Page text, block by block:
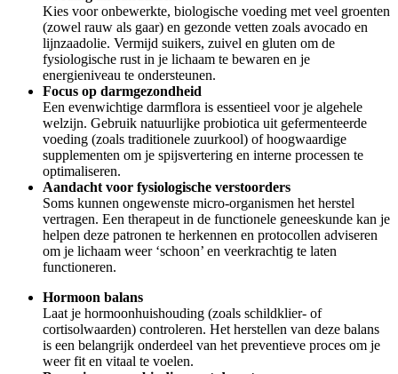
Kies voor onbewerkte, biologische voeding met veel groenten
(zowel rauw als gaar) en gezonde vetten zoals avocado en
lijnzaadolie. Vermijd suikers, zuivel en gluten om de
fysiologische rust in je lichaam te bewaren en je
energieniveau te ondersteunen.
Focus op darmgezondheid
Een evenwichtige darmflora is essentieel voor je algehele
welzijn. Gebruik natuurlijke probiotica uit gefermenteerde
voeding (zoals traditionele zuurkool) of hoogwaardige
supplementen om je spijsvertering en interne processen te
optimaliseren.
Aandacht voor fysiologische verstoorders
Soms kunnen ongewenste micro-organismen het herstel
vertragen. Een therapeut in de functionele geneeskunde kan je
helpen deze patronen te herkennen en protocollen adviseren
om je lichaam weer ‘schoon’ en veerkrachtig te laten
functioneren.
Hormoon balans
Laat je hormoonhuishouding (zoals schildklier- of
cortisolwaarden) controleren. Het herstellen van deze balans
is een belangrijk onderdeel van het preventieve proces om je
weer fit en vitaal te voelen.